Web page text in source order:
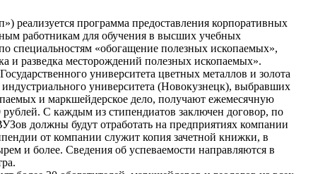
реализуется программа предоставления корпоративных
работникам для обучения в высших учебных
специальностям «обогащение полезных ископаемых»,
и разведка месторождений полезных ископаемых».
университета цветных металлов и золота
университета (Новокузнецк), выбравших
и маркшейдерское дело, получают ежемесячную
С каждым из стипендиатов заключен договор, по
должны будут отработать на предприятиях компании
от компании служит копия зачетной книжки, в
и более. Сведения об успеваемости направляются в